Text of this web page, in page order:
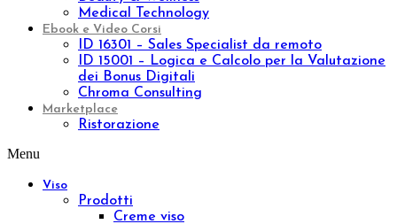
Effetto lifting
Purificare
Tonificare
Rigenerare
Anticellulite
Rassodare
Drenare
Fragilità capillare
Ridurre
Visualizza tutto